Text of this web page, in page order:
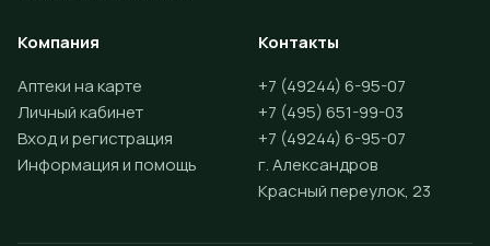
Компания
Аптеки на карте
Личный кабинет
Вход и регистрация
Информация и помощь
Контакты
+7 (49244) 6-95-07
+7 (495) 651-99-03
+7 (49244) 6-95-07
г. Александров
Красный переулок, 23